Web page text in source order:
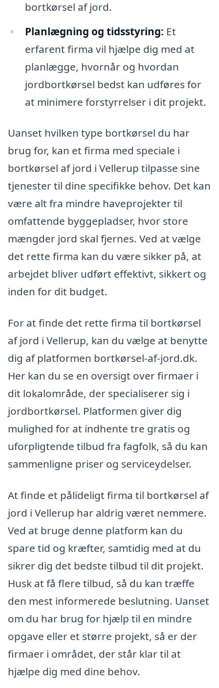
bortkørsel af jord.
Planlægning og tidsstyring: Et
erfarent firma vil hjælpe dig med at
planlægge, hvornår og hvordan
jordbortkørsel bedst kan udføres for
at minimere forstyrrelser i dit projekt.
Uanset hvilken type bortkørsel du har
brug for, kan et firma med speciale i
bortkørsel af jord i Vellerup tilpasse sine
tjenester til dine specifikke behov. Det kan
være alt fra mindre haveprojekter til
omfattende byggepladser, hvor store
mængder jord skal fjernes. Ved at vælge
det rette firma kan du være sikker på, at
arbejdet bliver udført effektivt, sikkert og
inden for dit budget.
For at finde det rette firma til bortkørsel
af jord i Vellerup, kan du vælge at benytte
dig af platformen bortkørsel-af-jord.dk.
Her kan du se en oversigt over firmaer i
dit lokalområde, der specialiserer sig i
jordbortkørsel. Platformen giver dig
mulighed for at indhente tre gratis og
uforpligtende tilbud fra fagfolk, så du kan
sammenligne priser og serviceydelser.
At finde et pålideligt firma til bortkørsel af
jord i Vellerup har aldrig været nemmere.
Ved at bruge denne platform kan du
spare tid og kræfter, samtidig med at du
sikrer dig det bedste tilbud til dit projekt.
Husk at få flere tilbud, så du kan træffe
den mest informerede beslutning. Uanset
om du har brug for hjælp til en mindre
opgave eller et større projekt, så er der
firmaer i området, der står klar til at
hjælpe dig med dine behov.